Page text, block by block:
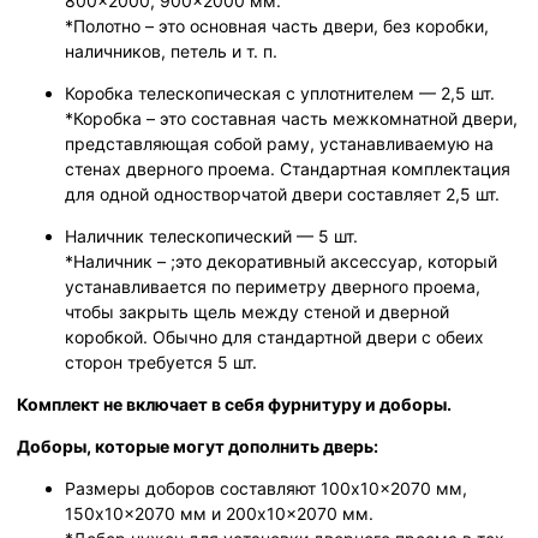
*Полотно – это основная часть двери, без коробки,
наличников, петель и т. п.
Коробка телескопическая с уплотнителем — 2,5 шт.
*Коробка – это составная часть межкомнатной двери,
представляющая собой раму, устанавливаемую на
стенах дверного проема. Стандартная комплектация
для одной одностворчатой двери составляет 2,5 шт.
Наличник телескопический — 5 шт.
*Наличник – ;это декоративный аксессуар, который
устанавливается по периметру дверного проема,
чтобы закрыть щель между стеной и дверной
коробкой. Обычно для стандартной двери с обеих
сторон требуется 5 шт.
Комплект не включает в себя фурнитуру и доборы.
Доборы, которые могут дополнить дверь:
Размеры доборов составляют 100x10x2070 мм,
150x10x2070 мм и 200x10x2070 мм.